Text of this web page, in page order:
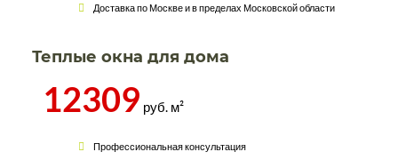
Доставка по Москве и в пределах Московской области
Теплые окна для дома
12309 руб. м²
Профессиональная консультация